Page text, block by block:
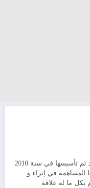
مدونة تقنية يوجد مقرها في المغرب, و قد تم تأسيسها في سنة 2010
في إثراء و
بكل ما له علاقة